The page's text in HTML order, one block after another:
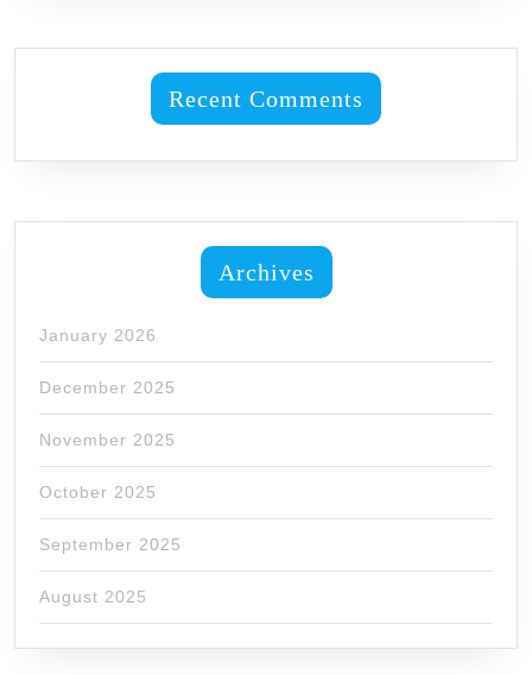
Recent Comments
Archives
January 2026
December 2025
November 2025
October 2025
September 2025
August 2025